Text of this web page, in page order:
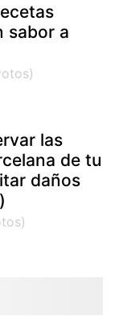
sabor a
las
de tu
daños